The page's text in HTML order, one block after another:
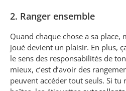
2. Ranger ensemble
Quand chaque chose a sa
joué devient un plaisir. En plus,
le sens des responsabilités de
mieux, c’est d’avoir des
peuvent accéder tout seuls. Si tu